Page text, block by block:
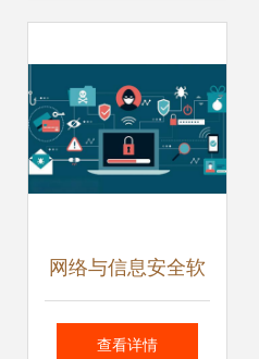
网络与信息安全软
件开发 携手织密护
查看详情